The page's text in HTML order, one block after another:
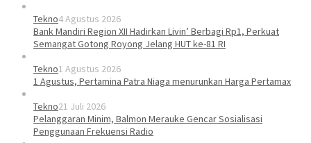
Tekno4 Agustus 2026
Bank Mandiri Region XII Hadirkan Livin’ Berbagi Rp1, Perkuat
Semangat Gotong Royong Jelang HUT ke-81 RI
Tekno1 Agustus 2026
1 Agustus, Pertamina Patra Niaga menurunkan Harga Pertamax
Tekno21 Juli 2026
Pelanggaran Minim, Balmon Merauke Gencar Sosialisasi
Penggunaan Frekuensi Radio